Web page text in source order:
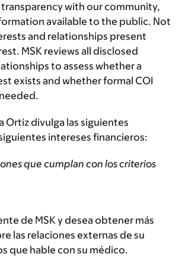
with our community,
available to the public. Not
and relationships present
MSK reviews all disclosed
to assess whether a
exists and whether formal COI
Ortiz divulga las siguientes
intereses financieros:
que cumplan con los criterios
de MSK y desea obtener más
las relaciones externas de su
que hable con su médico.